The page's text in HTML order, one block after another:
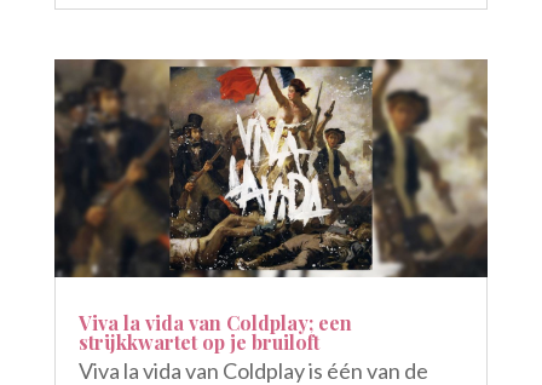
Viva la vida van Coldplay; een
strijkkwartet op je bruiloft
Viva la vida van Coldplay is één van de